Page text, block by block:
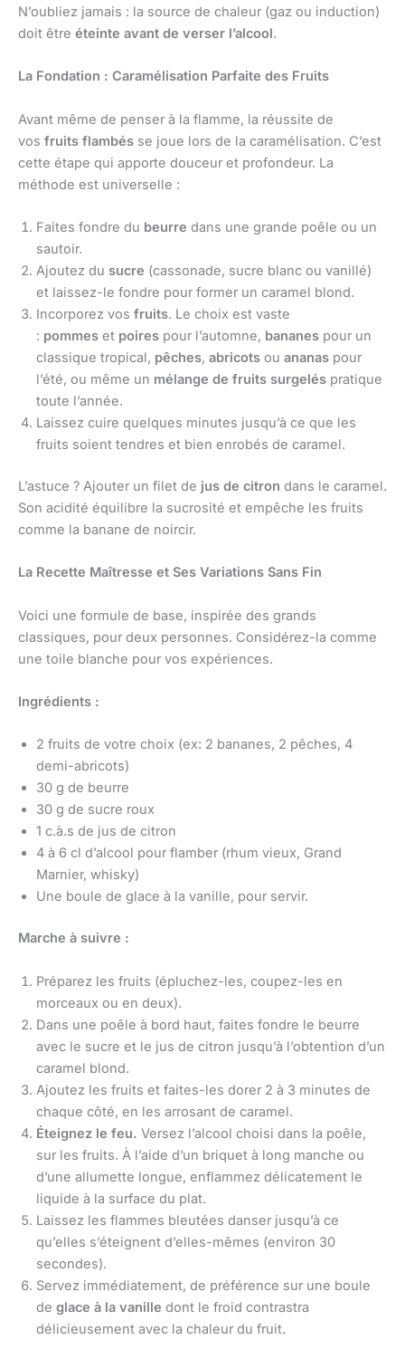
N’oubliez jamais : la source de chaleur (gaz ou induction)
doit être éteinte avant de verser l’alcool.
La Fondation : Caramélisation Parfaite des Fruits
Avant même de penser à la flamme, la réussite de
vos fruits flambés se joue lors de la caramélisation. C’est
cette étape qui apporte douceur et profondeur. La
méthode est universelle :
Faites fondre du beurre dans une grande poêle ou un
sautoir.
Ajoutez du sucre (cassonade, sucre blanc ou vanillé)
et laissez-le fondre pour former un caramel blond.
Incorporez vos fruits. Le choix est vaste
: pommes et poires pour l’automne, bananes pour un
classique tropical, pêches, abricots ou ananas pour
l’été, ou même un mélange de fruits surgelés pratique
toute l’année.
Laissez cuire quelques minutes jusqu’à ce que les
fruits soient tendres et bien enrobés de caramel.
L’astuce ? Ajouter un filet de jus de citron dans le caramel.
Son acidité équilibre la sucrosité et empêche les fruits
comme la banane de noircir.
La Recette Maîtresse et Ses Variations Sans Fin
Voici une formule de base, inspirée des grands
classiques, pour deux personnes. Considérez-la comme
une toile blanche pour vos expériences.
Ingrédients :
2 fruits de votre choix (ex: 2 bananes, 2 pêches, 4
demi-abricots)
30 g de beurre
30 g de sucre roux
1 c.à.s de jus de citron
4 à 6 cl d’alcool pour flamber (rhum vieux, Grand
Marnier, whisky)
Une boule de glace à la vanille, pour servir.
Marche à suivre :
Préparez les fruits (épluchez-les, coupez-les en
morceaux ou en deux).
Dans une poêle à bord haut, faites fondre le beurre
avec le sucre et le jus de citron jusqu’à l’obtention d’un
caramel blond.
Ajoutez les fruits et faites-les dorer 2 à 3 minutes de
chaque côté, en les arrosant de caramel.
Éteignez le feu. Versez l’alcool choisi dans la poêle,
sur les fruits. À l’aide d’un briquet à long manche ou
d’une allumette longue, enflammez délicatement le
liquide à la surface du plat.
Laissez les flammes bleutées danser jusqu’à ce
qu’elles s’éteignent d’elles-mêmes (environ 30
secondes).
Servez immédiatement, de préférence sur une boule
de glace à la vanille dont le froid contrastra
délicieusement avec la chaleur du fruit.